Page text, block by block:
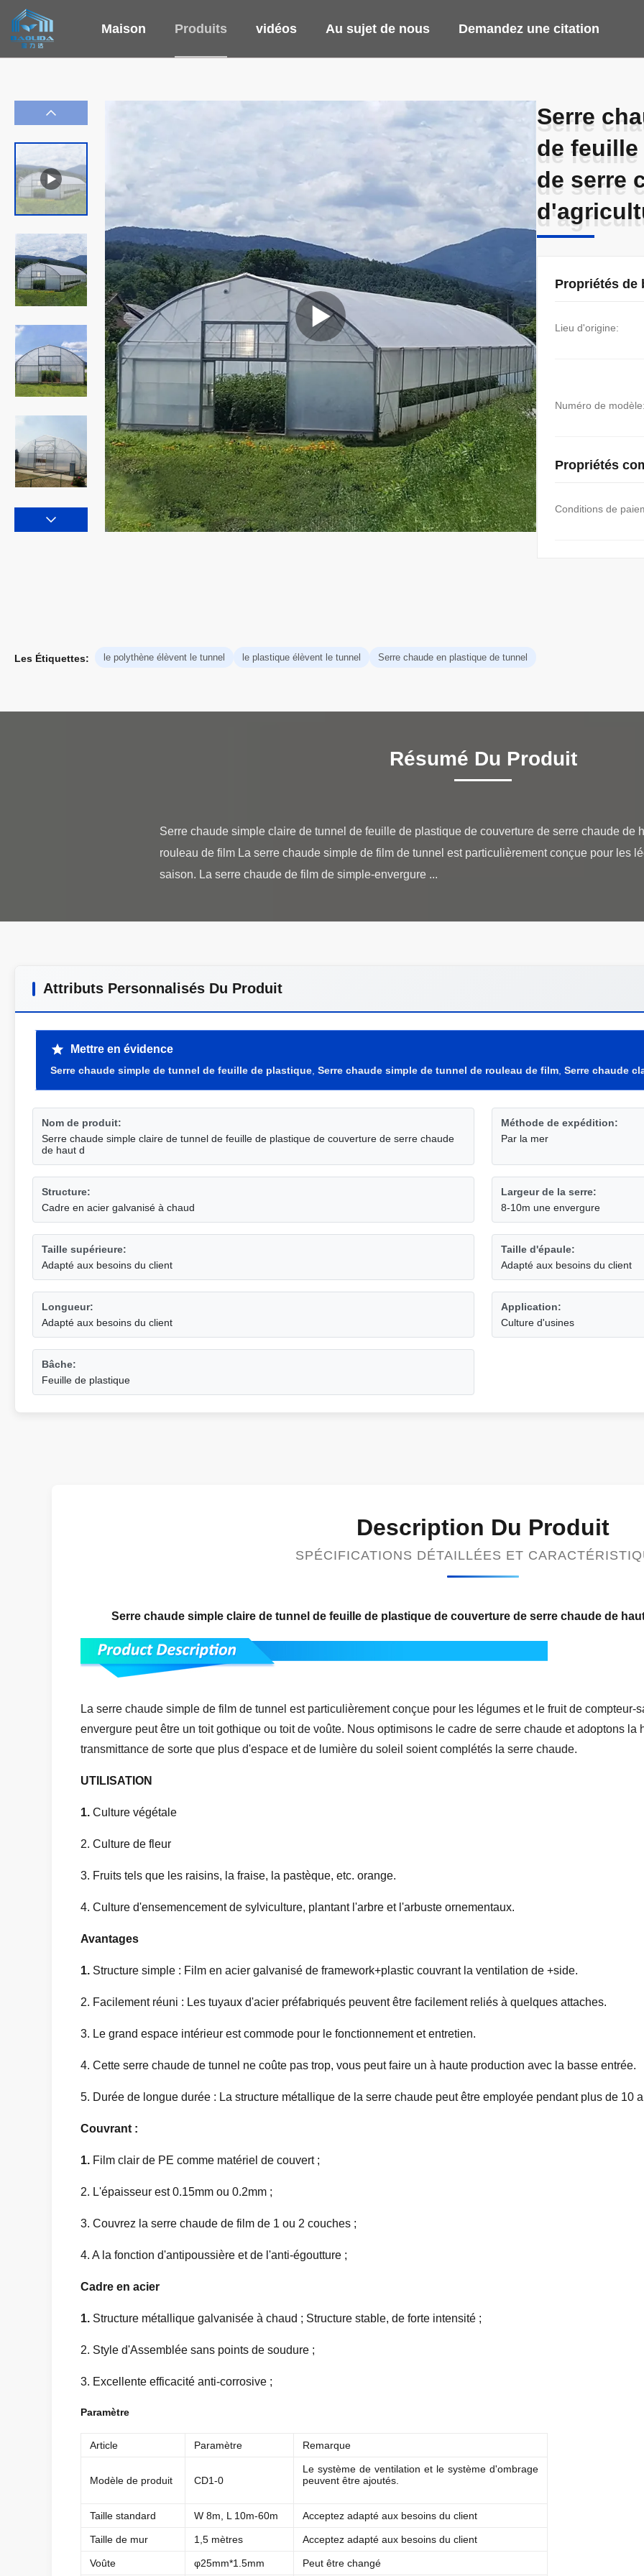
Maison Produits vidéos Au sujet de nous Demandez une citation
Serre
de
de serre
Serre
de
de serre
Propriétés de
Lieu d'origine:
Numéro de
Propriétés
Conditions de
Les Étiquettes: le polythène élèvent le tunnel le plastique élèvent le tunnel Serre chaude en plastique de tunnel
Résumé Du Produit
Serre chaude simple claire de tunnel de feuille de plastique de couverture de serre chaude de
rouleau de film La serre chaude simple de film de tunnel est particulièrement conçue pour les
Attributs Personnalisés Du Produit
Mettre en évidence
Serre chaude simple de tunnel de feuille de plastique Serre chaude simple de tunnel de rouleau de film Serre chaude
Nom de produit:
Serre chaude simple claire de tunnel de feuille de plastique de couverture de serre chaude
de haut d
Méthode de expédition:
Par la mer
Structure:
Cadre en acier galvanisé à chaud
Largeur de la serre:
8-10m une envergure
Taille supérieure:
Adapté aux besoins du client
Taille d'épaule:
Adapté aux besoins du client
Longueur:
Adapté aux besoins du client
Application:
Culture d'usines
Bâche:
Feuille de plastique
Description Du Produit
SPÉCIFICATIONS DÉTAILLÉES ET
Serre chaude simple claire de tunnel de feuille de plastique de couverture de serre chaude de
La serre chaude simple de film de tunnel est particulièrement conçue pour les légumes et le fruit de
envergure peut être un toit gothique ou toit de voûte. Nous optimisons le cadre de serre chaude et adoptons
transmittance de sorte que plus d'espace et de lumière du soleil soient complétés la serre chaude.
UTILISATION
1. Culture végétale
2. Culture de fleur
3. Fruits tels que les raisins, la fraise, la pastèque, etc. orange.
4. Culture d'ensemencement de sylviculture, plantant l'arbre et l'arbuste ornementaux.
Avantages
1. Structure simple : Film en acier galvanisé de framework+plastic couvrant la ventilation de +side.
2. Facilement réuni : Les tuyaux d'acier préfabriqués peuvent être facilement reliés à quelques attaches.
3. Le grand espace intérieur est commode pour le fonctionnement et entretien.
4. Cette serre chaude de tunnel ne coûte pas trop, vous peut faire un à haute production avec la basse entrée.
5. Durée de longue durée : La structure métallique de la serre chaude peut être employée pendant plus de 10
Couvrant :
1. Film clair de PE comme matériel de couvert ;
2. L'épaisseur est 0.15mm ou 0.2mm ;
3. Couvrez la serre chaude de film de 1 ou 2 couches ;
4. A la fonction d'antipoussière et de l'anti-égoutture ;
Cadre en acier
1. Structure métallique galvanisée à chaud ; Structure stable, de forte intensité ;
2. Style d'Assemblée sans points de soudure ;
3. Excellente efficacité anti-corrosive ;
Paramètre
Article Paramètre Remarque
Modèle de produit CD1-0
Le système de ventilation et le système d'ombrage
peuvent être ajoutés.
Taille standard W 8m, L 10m-60m Acceptez adapté aux besoins du client
Taille de mur 1,5 mètres Acceptez adapté aux besoins du client
Voûte φ25mm*1.5mm Peut être changé